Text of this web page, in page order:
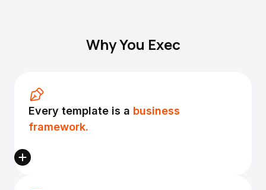
Why You Exec
Every template is a business
framework.